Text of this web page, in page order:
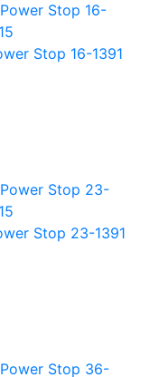
Stop 16-1391
Stop 23-1391